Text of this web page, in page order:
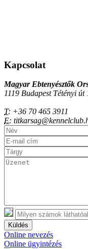
Kapcsolat
Magyar Ebtenyésztők
1119 Budapest Tétényi út
T: +36 70 465 3911
E:
Küldés
Online nevezés
Online ügyintézés